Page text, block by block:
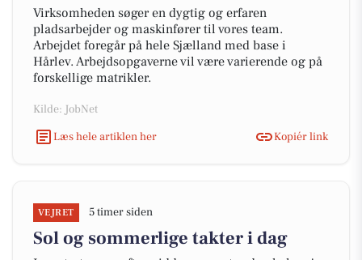
Virksomheden søger en dygtig og erfaren
pladsarbejder og maskinfører til vores team.
Arbejdet foregår på hele Sjælland med base i
Hårlev. Arbejdsopgaverne vil være varierende og på
forskellige matrikler.
Kilde: JobNet
Læs hele artiklen her
Kopiér link
VEJRET 5 timer siden
Sol og sommerlige takter i dag